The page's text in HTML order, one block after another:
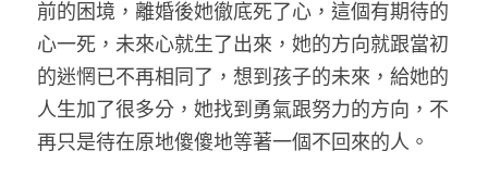
前的困境，離婚後她徹底死了心，這個有期待的
心一死，未來心就生了出來，她的方向就跟當初
的迷惘已不再相同了，想到孩子的未來，給她的
人生加了很多分，她找到勇氣跟努力的方向，不
再只是待在原地傻傻地等著一個不回來的人。